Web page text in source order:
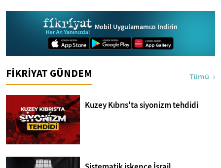
Mobil Uygulamamızı İndirin
FİKRİYAT GÜNDEM Tümü
Kuzey Kıbrıs'ta siyonizm tehdidi